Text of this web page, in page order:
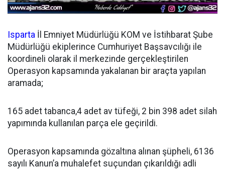
Isparta İl Emniyet Müdürlüğü KOM ve İstihbarat Şube
Müdürlüğü ekiplerince Cumhuriyet Başsavcılığı ile
koordineli olarak il merkezinde gerçekleştirilen
Operasyon kapsamında yakalanan bir araçta yapılan
aramada;
165 adet tabanca,4 adet av tüfeği, 2 bin 398 adet silah
yapımında kullanılan parça ele geçirildi.
Operasyon kapsamında gözaltına alınan şüpheli, 6136
sayılı Kanun’a muhalefet suçundan çıkarıldığı adli